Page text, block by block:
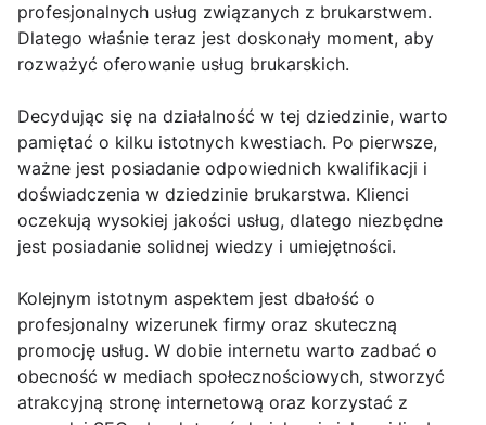
profesjonalnych usług związanych z brukarstwem.
Dlatego właśnie teraz jest doskonały moment, aby
rozważyć oferowanie usług brukarskich.
Decydując się na działalność w tej dziedzinie, warto
pamiętać o kilku istotnych kwestiach. Po pierwsze,
ważne jest posiadanie odpowiednich kwalifikacji i
doświadczenia w dziedzinie brukarstwa. Klienci
oczekują wysokiej jakości usług, dlatego niezbędne
jest posiadanie solidnej wiedzy i umiejętności.
Kolejnym istotnym aspektem jest dbałość o
profesjonalny wizerunek firmy oraz skuteczną
promocję usług. W dobie internetu warto zadbać o
obecność w mediach społecznościowych, stworzyć
atrakcyjną stronę internetową oraz korzystać z